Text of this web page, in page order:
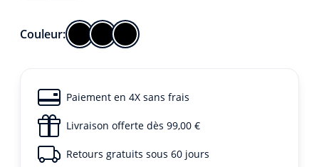
Couleur:
Paiement en 4X sans frais
Livraison offerte dès 99,00 €
Retours gratuits sous 60 jours